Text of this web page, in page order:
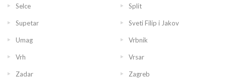
Selce Split
Supetar Sveti Filip i Jakov
Umag Vrbnik
Vrh Vrsar
Zadar Zagreb